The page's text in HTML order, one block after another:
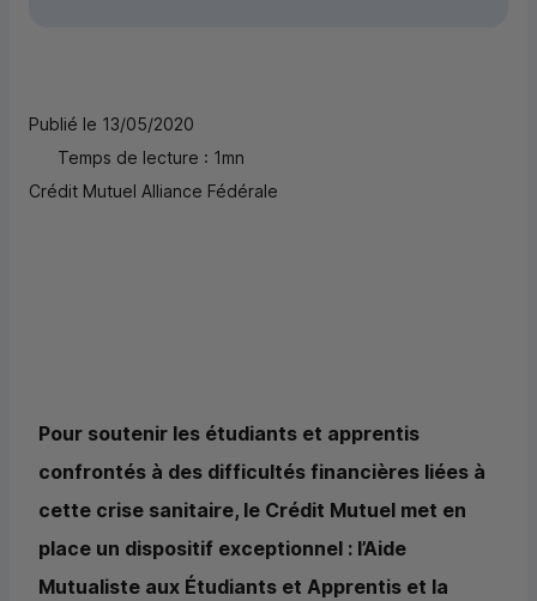
Publié le 13/05/2020
Temps de lecture : 1mn
Crédit Mutuel Alliance Fédérale
Pour soutenir les étudiants et apprentis
confrontés à des difficultés financières liées à
cette crise sanitaire, le Crédit Mutuel met en
place un dispositif exceptionnel : l’Aide
Mutualiste aux Étudiants et Apprentis et la